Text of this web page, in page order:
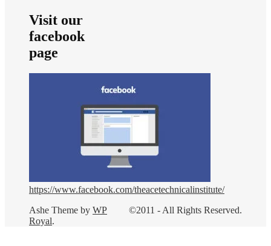
Visit our
facebook
page
https://www.facebook.com/theacetechnicalinstitute/
©2011 - All Rights Reserved.
Ashe Theme by WP
Royal.